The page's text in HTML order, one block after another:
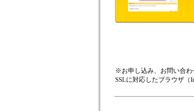
※お申し込み、お問い合わ
SSLに対応したブラウザ（